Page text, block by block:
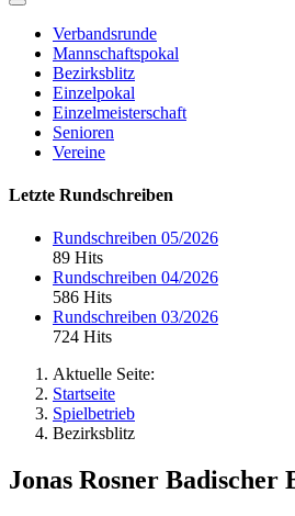
Verbandsrunde
Mannschaftspokal
Bezirksblitz
Einzelpokal
Einzelmeisterschaft
Senioren
Vereine
Letzte Rundschreiben
Rundschreiben 05/2026
89 Hits
Rundschreiben 04/2026
586 Hits
Rundschreiben 03/2026
724 Hits
Aktuelle Seite:
Startseite
Spielbetrieb
Bezirksblitz
Jonas Rosner Badischer